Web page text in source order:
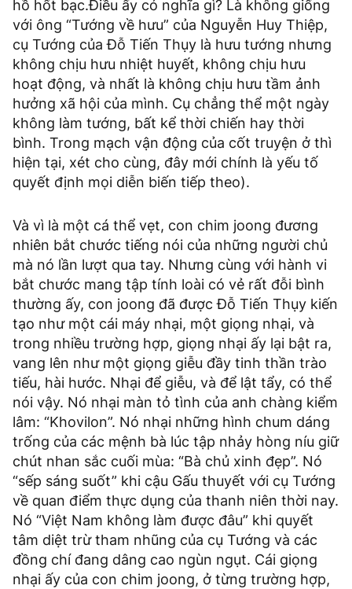
hồ hốt bạc.Điều ấy có nghĩa gì? Là không giống
với ông “Tướng về hưu” của Nguyễn Huy Thiệp,
cụ Tướng của Đỗ Tiến Thụy là hưu tướng nhưng
không chịu hưu nhiệt huyết, không chịu hưu
hoạt động, và nhất là không chịu hưu tầm ảnh
hưởng xã hội của mình. Cụ chẳng thể một ngày
không làm tướng, bất kể thời chiến hay thời
bình. Trong mạch vận động của cốt truyện ở thì
hiện tại, xét cho cùng, đây mới chính là yếu tố
quyết định mọi diễn biến tiếp theo).
Và vì là một cá thể vẹt, con chim joong đương
nhiên bắt chước tiếng nói của những người chủ
mà nó lần lượt qua tay. Nhưng cùng với hành vi
bắt chước mang tập tính loài có vẻ rất đỗi bình
thường ấy, con joong đã được Đỗ Tiến Thụy kiến
tạo như một cái máy nhại, một giọng nhại, và
trong nhiều trường hợp, giọng nhại ấy lại bật ra,
vang lên như một giọng giễu đầy tinh thần trào
tiếu, hài hước. Nhại để giễu, và để lật tẩy, có thể
nói vậy. Nó nhại màn tỏ tình của anh chàng kiểm
lâm: “Khovilon”. Nó nhại những hình chum dáng
trống của các mệnh bà lúc tập nhảy hòng níu giữ
chút nhan sắc cuối mùa: “Bà chủ xinh đẹp”. Nó
“sếp sáng suốt” khi cậu Gấu thuyết với cụ Tướng
về quan điểm thực dụng của thanh niên thời nay.
Nó “Việt Nam không làm được đâu” khi quyết
tâm diệt trừ tham nhũng của cụ Tướng và các
đồng chí đang dâng cao ngùn ngụt. Cái giọng
nhại ấy của con chim joong, ở từng trường hợp,